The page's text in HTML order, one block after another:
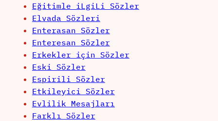
Eğitimle iLgiLi Sözler
Elvada Sözleri
Enterasan Sözler
Enteresan Sözler
Erkekler için Sözler
Eski Sözler
Espirili Sözler
Etkileyici Sözler
Evlilik Mesajları
Farklı Sözler